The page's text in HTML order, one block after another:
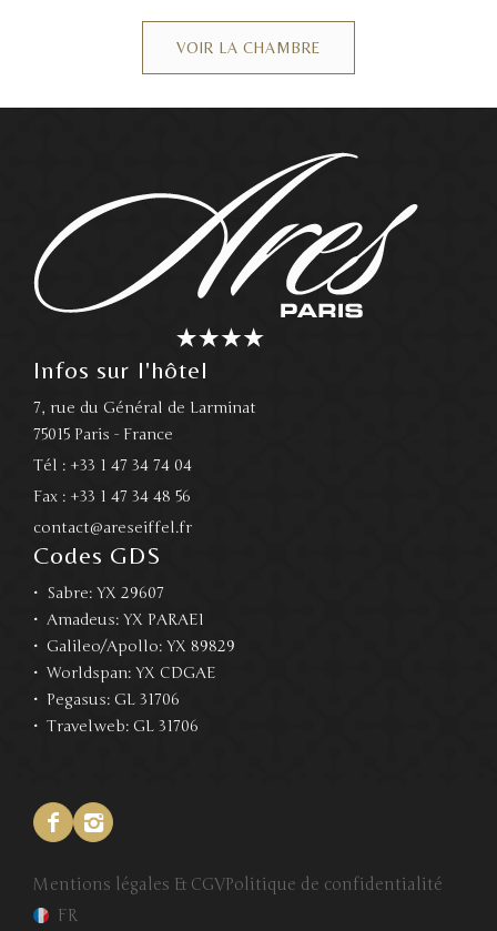
VOIR LA CHAMBRE
Infos sur l'hôtel
7, rue du Général de Larminat
75015 Paris - France
Tél : +33 1 47 34 74 04
Fax : +33 1 47 34 48 56
contact@areseiffel.fr
Codes GDS
Sabre: YX 29607
Amadeus: YX PARAEI
Galileo/Apollo: YX 89829
Worldspan: YX CDGAE
Pegasus: GL 31706
Travelweb: GL 31706
Facebook
Instagram
Mentions légales & CGVPolitique de confidentialité
FR